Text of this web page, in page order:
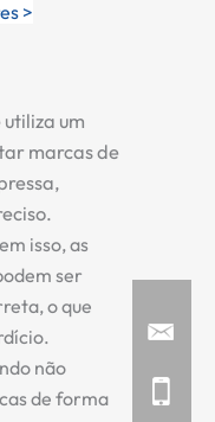
>
utiliza um
marcas de
isso, as
ser
o que
não
de forma